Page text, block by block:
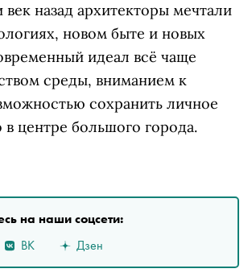
назад архитекторы мечтали
новом быте и новых
идеал всё чаще
среды, вниманием к
сохранить личное
в центре большого города.
на наши соцсети:
ВК Дзен